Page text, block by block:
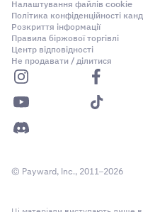
Налаштування файлів cookie
Політика конфіденційності
Розкриття інформації
Правила біржової торгівлі
Центр відповідності
Не продавати / ділитися
© Payward, Inc., 2011–2026